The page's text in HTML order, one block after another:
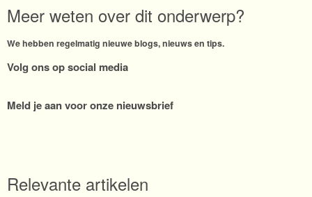
Meer weten over dit onderwerp?
We hebben regelmatig nieuwe blogs, nieuws en tips.
Volg ons op social media
Meld je aan voor onze nieuwsbrief
Relevante artikelen